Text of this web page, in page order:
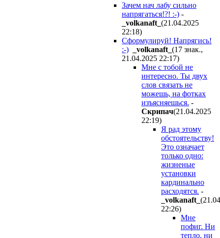
Зачем нач лабу сильно
напрягаться!?! :-) -
_volkanaft_ (21.04.2025
22:18)
Сформулируй! Напрягись!
:-)
_volkanaft_ (17 знак.,
21.04.2025 22:17)
Мне с тобой не
интересно. Ты двух
слов связать не
можешь, на фотках
изъясняешься. -
Cкpипaч(21.04.2025
22:19)
Я рад этому
обстоятельству!
Это означает
только одно:
жизненые
установки
кардинально
расходятся. -
_volkanaft_
22:26)
Мне
пофиг. Ни
тепло, ни